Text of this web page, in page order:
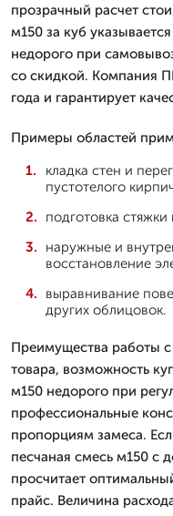
прозрачный расчет
м150 за куб
недорого при
со скидкой. Компания
года и гарантирует
Примеры областей
кладка стен и
пустотелого
подготовка
наружные и
восстановление
выравнивание
других облицовок.
Преимущества работы
товара, возможность
м150 недорого при
профессиональные
пропорциям замеса.
песчаная смесь м150 с
просчитает
прайс. Величина